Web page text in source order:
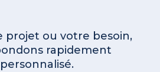
projet ou votre besoin,
rapidement